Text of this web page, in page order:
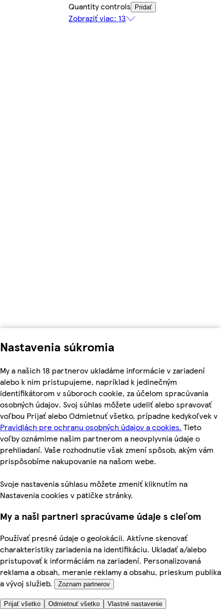
Nastavenia súkromia
My a našich 18 partnerov ukladáme informácie v zariadení
alebo k nim pristupujeme, napríklad k jedinečným
identifikátorom v súboroch cookie, za účelom spracúvania
osobných údajov. Svoj súhlas môžete udeliť alebo spravovať
voľbou Prijať alebo Odmietnuť všetko, prípadne kedykoľvek v
Pravidlách pre ochranu osobných údajov a cookies. Tieto
voľby oznámime našim partnerom a neovplyvnia údaje o
prehliadaní. Vaše rozhodnutie však zmení spôsob, akým vám
prispôsobíme nakupovanie na našom webe.
Svoje nastavenia súhlasu môžete zmeniť kliknutím na
Nastavenia cookies v pätičke stránky.
My a naši partneri spracúvame údaje s cieľom
Používať presné údaje o geolokácii. Aktívne skenovať
charakteristiky zariadenia na identifikáciu. Ukladať a/alebo
pristupovať k informáciám na zariadení. Personalizovaná
reklama a obsah, meranie reklamy a obsahu, prieskum publika
a vývoj služieb.
Zoznam partnerov
Prijať všetko Odmietnuť všetko Vlastné nastavenie
Quantity controls
Pridať
Zobraziť viac: 13